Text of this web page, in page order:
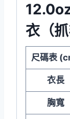
衣（抓
尺碼表
衣長
胸寬